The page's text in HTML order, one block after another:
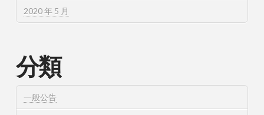
2020 年 5 月
分類
一般公告